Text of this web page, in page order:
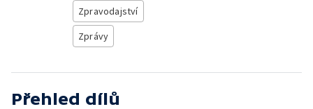
Zpravodajství
Zprávy
Přehled dílů